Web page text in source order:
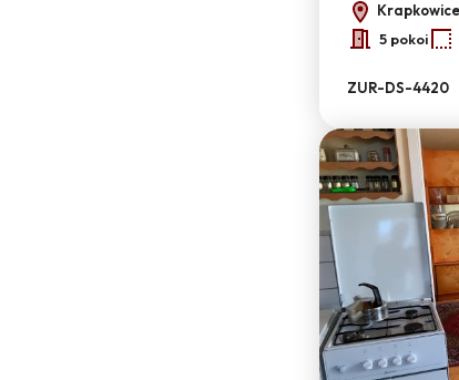
Krapkowice
5 pokoi
ZUR-DS-4420